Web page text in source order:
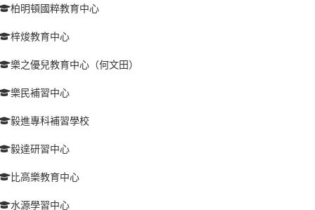
柏明頓國粹教育中心
梓焌教育中心
樂之優兒教育中心（何文田）
樂民補習中心
毅進專科補習學校
毅達研習中心
比高樂教育中心
水源學習中心